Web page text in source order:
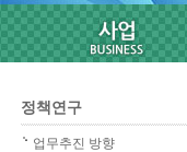
정책연구
업무추진 방향